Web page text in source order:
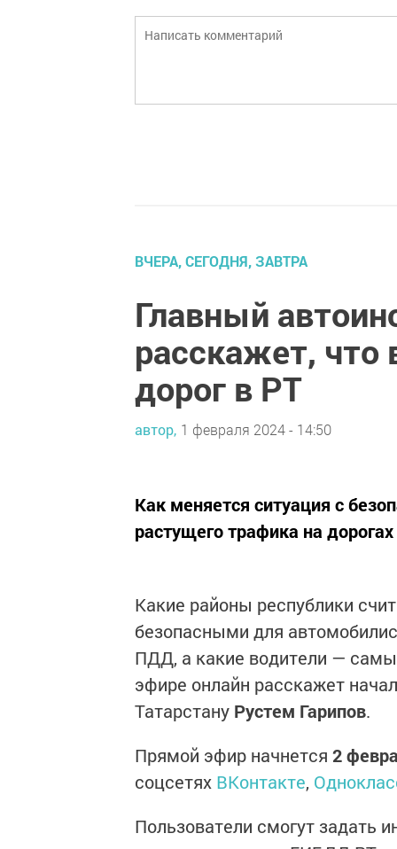
ВЧЕРА, СЕГОДНЯ, ЗАВТРА
Главный
расскажет, что
дорог в РТ
автор, 1 февраля 2024 - 14:50
Как меняется ситуация с
растущего трафика на
Какие районы республики
безопасными для
ПДД, а какие водители —
эфире онлайн расскажет
Татарстану Рустем Гарипов.
Прямой эфир начнется 2
соцсетях ВКонтакте,
Пользователи смогут задать